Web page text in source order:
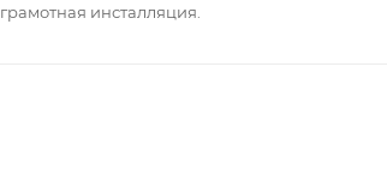
грамотная инсталляция.